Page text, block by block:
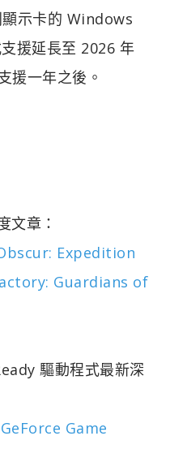
示卡的 Windows
援延長至 2026 年
援一年之後。
文章：
Expedition
Guardians of
驅動程式最新深
Game